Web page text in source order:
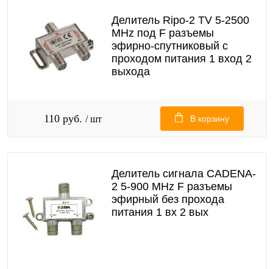
Делитель Ripo-2 TV 5-2500
MHz под F разъемы
эфирно-спутниковый с
проходом питания 1 вход 2
выхода
110 руб. / шт В корзину
Делитель сигнала CADENA-
2 5-900 MHz F разъемы
эфирный без прохода
питания 1 вх 2 вых